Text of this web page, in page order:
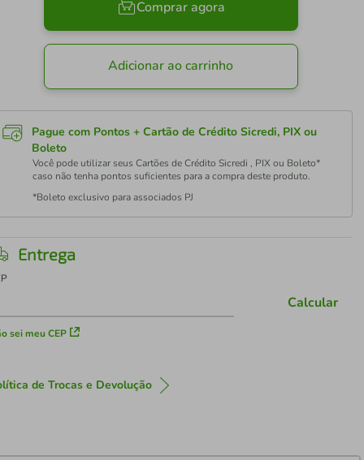
Comprar agora
Adicionar ao carrinho
Pague com Pontos + Cartão de Crédito Sicredi, PIX ou
Boleto
Você pode utilizar seus Cartões de Crédito Sicredi , PIX ou Boleto*
caso não tenha pontos suficientes para a compra deste produto.
*Boleto exclusivo para associados PJ
Entrega
sei meu CEP
Calcular
de Trocas e Devolução